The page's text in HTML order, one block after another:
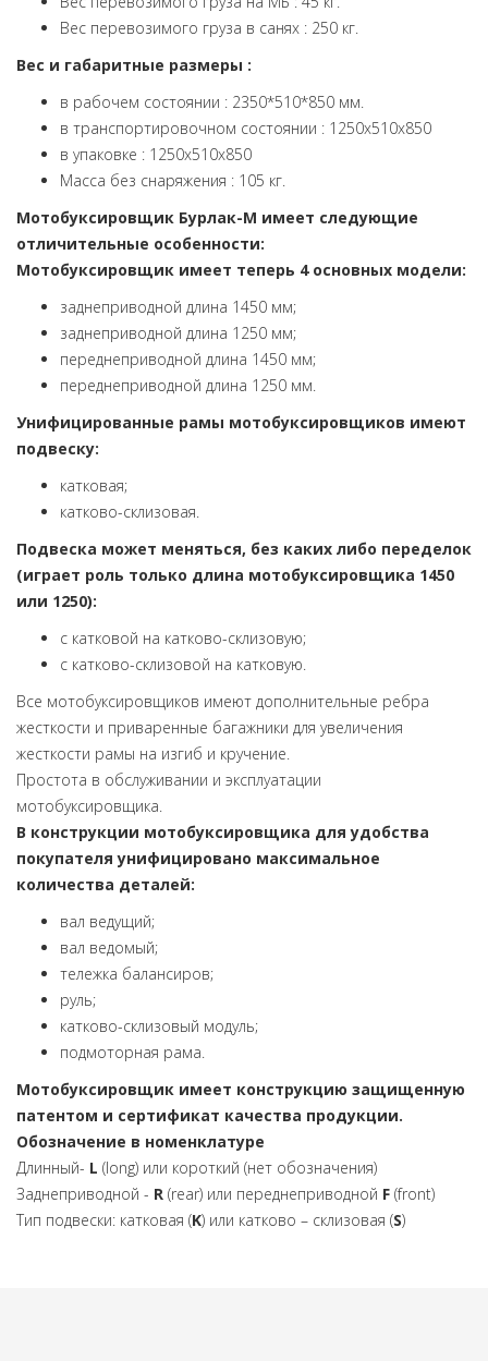
Вес перевозимого груза в санях : 250 кг.
Вес и габаритные размеры :
в рабочем состоянии : 2350*510*850 мм.
в транспортировочном состоянии : 1250х510х850
в упаковке : 1250х510х850
Масса без снаряжения : 105 кг.
Мотобуксировщик Бурлак-M имеет следующие
отличительные особенности:
Мотобуксировщик имеет теперь 4 основных модели:
заднеприводной длина 1450 мм;
заднеприводной длина 1250 мм;
переднеприводной длина 1450 мм;
переднеприводной длина 1250 мм.
Унифицированные рамы мотобуксировщиков имеют
подвеску:
катковая;
катково-склизовая.
Подвеска может меняться, без каких либо переделок
(играет роль только длина мотобуксировщика 1450
или 1250):
с катковой на катково-склизовую;
с катково-склизовой на катковую.
Все мотобуксировщиков имеют дополнительные ребра
жесткости и приваренные багажники для увеличения
жесткости рамы на изгиб и кручение.
Простота в обслуживании и эксплуатации
мотобуксировщика.
В конструкции мотобуксировщика для удобства
покупателя унифицировано максимальное
количества деталей:
вал ведущий;
вал ведомый;
тележка балансиров;
руль;
катково-склизовый модуль;
подмоторная рама.
Мотобуксировщик имеет конструкцию защищенную
патентом и сертификат качества продукции.
Обозначение в номенклатуре
Длинный- L (long) или короткий (нет обозначения)
Заднеприводной - R (rear) или переднеприводной F (front)
Тип подвески: катковая (K) или катково – склизовая (S)